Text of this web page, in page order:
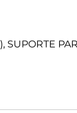
SUPORTE